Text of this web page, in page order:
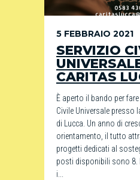
5 FEBBRAIO 2021
SERVIZIO
CARITAS
È aperto il bando per
Civile Universale presso
di Lucca. Un anno di
orientamento, il tutto
progetti dedicati al
posti disponibili sono
i...